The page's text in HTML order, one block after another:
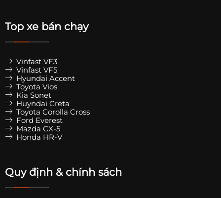
Top xe bán chạy
Vinfast VF3
Vinfast VF5
Hyundai Accent
Toyota Vios
Kia Sonet
Huyndai Creta
Toyota Corolla Cross
Ford Everest
Mazda CX-5
Honda HR-V
Quy định & chính sách